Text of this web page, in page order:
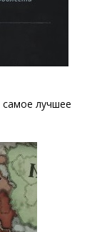
лучшее